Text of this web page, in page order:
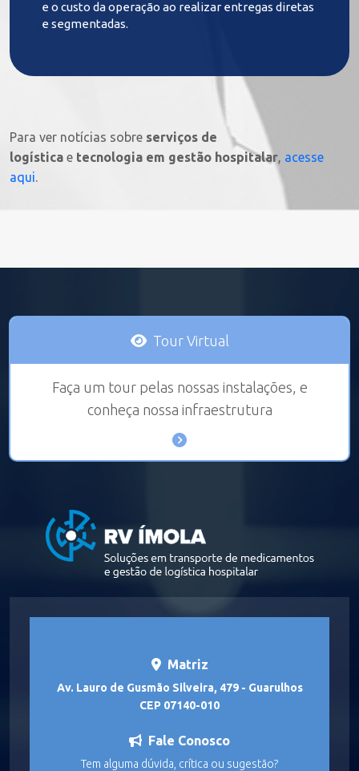
e o custo da operação ao realizar entregas diretas
e segmentadas.
Para ver notícias sobre serviços de
logística e tecnologia em gestão hospitalar, acesse
aqui.
Tour Virtual
Faça um tour pelas nossas instalações, e
conheça nossa infraestrutura
Matriz
Av. Lauro de Gusmão Silveira, 479 - Guarulhos
CEP 07140-010
Fale Conosco
Tem alguma dúvida, crítica ou sugestão?